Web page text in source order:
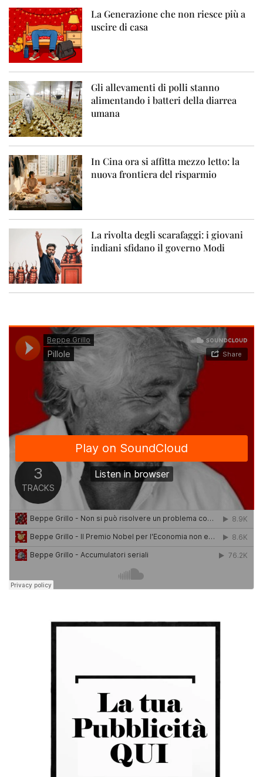
La Generazione che non riesce più a
uscire di casa
Gli allevamenti di polli stanno
alimentando i batteri della diarrea
umana
In Cina ora si affitta mezzo letto: la
nuova frontiera del risparmio
La rivolta degli scarafaggi: i giovani
indiani sfidano il governo Modi